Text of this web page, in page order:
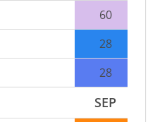
60
28
28
SEP